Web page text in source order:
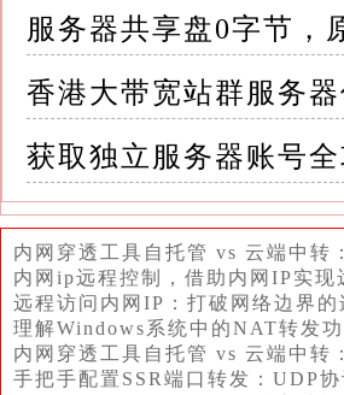
4.技术限制：在某些情况下
或者设置的密码不符合安全要
5.培训不足：IT人员对新设
或管理服务器开机密码
三、解决服务器开机密码设
面入手，构建全面的安全防护
1.提升安全意识：加强对IT
识，明确密码设置和管理的要
服务器共享盘0字节，
香港大带宽站群服务
获取独立服务器账号全
内网穿透工具自托管 vs 云端中转
内网ip远程控制，借助内网IP实现
远程访问内网IP：打破网络边界的
理解Windows系统中的NAT转发
内网穿透工具自托管 vs 云端中转
手把手配置SSR端口转发：UDP